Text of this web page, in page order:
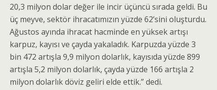
20,3 milyon dolar değer ile incir üçüncü sırada geldi. Bu
üç meyve, sektör ihracatımızın yüzde 62’sini oluşturdu.
Ağustos ayında ihracat hacminde en yüksek artışı
karpuz, kayısı ve çayda yakaladık. Karpuzda yüzde 3
bin 472 artışla 9,9 milyon dolarlık, kayısıda yüzde 899
artışla 5,2 milyon dolarlık, çayda yüzde 166 artışla 2
milyon dolarlık döviz geliri elde ettik.” dedi.